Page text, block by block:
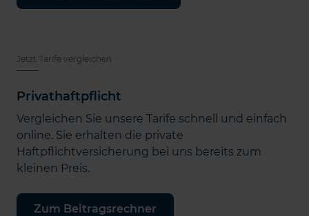
Jetzt Tarife vergleichen
Privathaftpflicht
Vergleichen Sie unsere Tarife schnell und einfach
online. Sie erhalten die private
Haftpflichtversicherung bei uns bereits zum
kleinen Preis.
Zum Beitragsrechner